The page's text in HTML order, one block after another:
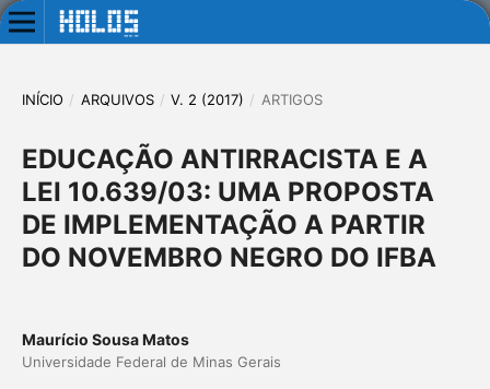
INÍCIO / ARQUIVOS / V. 2 (2017) / ARTIGOS
EDUCAÇÃO ANTIRRACISTA E A
LEI 10.639/03: UMA PROPOSTA
DE IMPLEMENTAÇÃO A PARTIR
DO NOVEMBRO NEGRO DO IFBA
Maurício Sousa Matos
Universidade Federal de Minas Gerais